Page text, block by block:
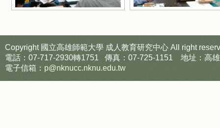
Copyright 國立高雄師範大學 成人教育研究中心 All right
電話：07-717-2930轉1751 傳真：07-725-1151 地址：高
電子信箱： p@nknucc.nknu.edu.tw